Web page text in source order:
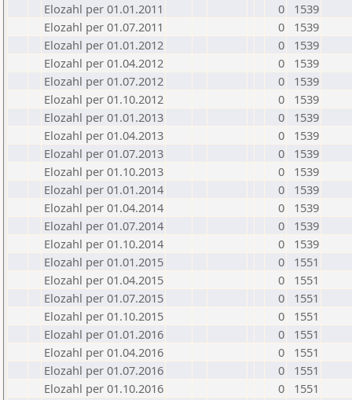
Elozahl per 01.01.2011
0
1539
Elozahl per 01.07.2011
0
1539
Elozahl per 01.01.2012
0
1539
Elozahl per 01.04.2012
0
1539
Elozahl per 01.07.2012
0
1539
Elozahl per 01.10.2012
0
1539
Elozahl per 01.01.2013
0
1539
Elozahl per 01.04.2013
0
1539
Elozahl per 01.07.2013
0
1539
Elozahl per 01.10.2013
0
1539
Elozahl per 01.01.2014
0
1539
Elozahl per 01.04.2014
0
1539
Elozahl per 01.07.2014
0
1539
Elozahl per 01.10.2014
0
1539
Elozahl per 01.01.2015
0
1551
Elozahl per 01.04.2015
0
1551
Elozahl per 01.07.2015
0
1551
Elozahl per 01.10.2015
0
1551
Elozahl per 01.01.2016
0
1551
Elozahl per 01.04.2016
0
1551
Elozahl per 01.07.2016
0
1551
Elozahl per 01.10.2016
0
1551